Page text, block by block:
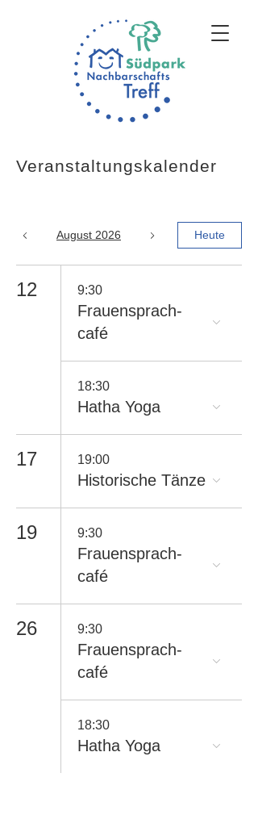
Veranstaltungskalender
August 2026 Heute
12 9:30
Frauensprach-
café
18:30
Hatha Yoga
17 19:00
Historische Tänze
19 9:30
Frauensprach-
café
26 9:30
Frauensprach-
café
18:30
Hatha Yoga